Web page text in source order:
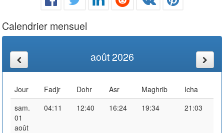
Calendrier mensuel
août 2026
Jour Fadjr Dohr Asr Maghrib
Icha
sam.
01
août
04:11 12:40 16:24 19:34 21:03